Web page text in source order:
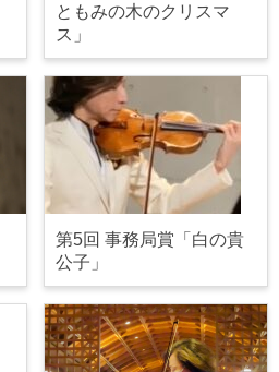
ともみの木のクリスマ
ス」
第5回 事務局賞「白の貴
公子」